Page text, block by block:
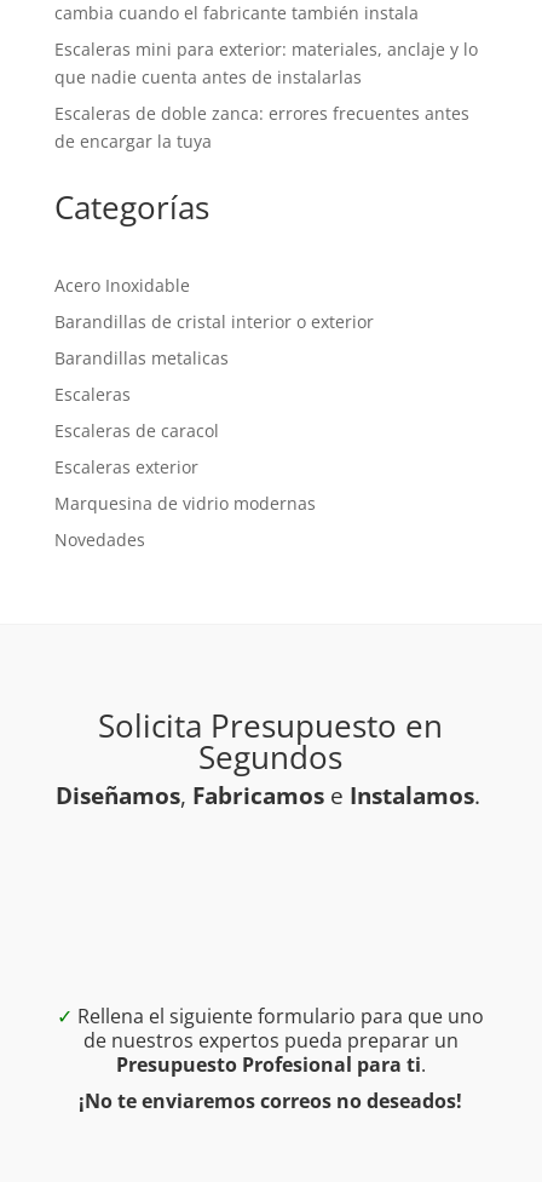
cambia cuando el fabricante también instala
Escaleras mini para exterior: materiales, anclaje y lo
que nadie cuenta antes de instalarlas
Escaleras de doble zanca: errores frecuentes antes
de encargar la tuya
Categorías
Acero Inoxidable
Barandillas de cristal interior o exterior
Barandillas metalicas
Escaleras
Escaleras de caracol
Escaleras exterior
Marquesina de vidrio modernas
Novedades
Solicita Presupuesto en
Segundos
Diseñamos, Fabricamos e Instalamos.
✓ Rellena el siguiente formulario para que uno
de nuestros expertos pueda preparar un
Presupuesto Profesional para ti.
¡No te enviaremos correos no deseados!